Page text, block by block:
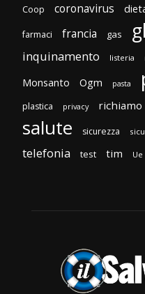
Coop coronavirus
farmaci francia gas
inquinamento listeria
Monsanto Ogm pasta
plastica privacy richiamo
salute sicurezza
telefonia test tim Ue